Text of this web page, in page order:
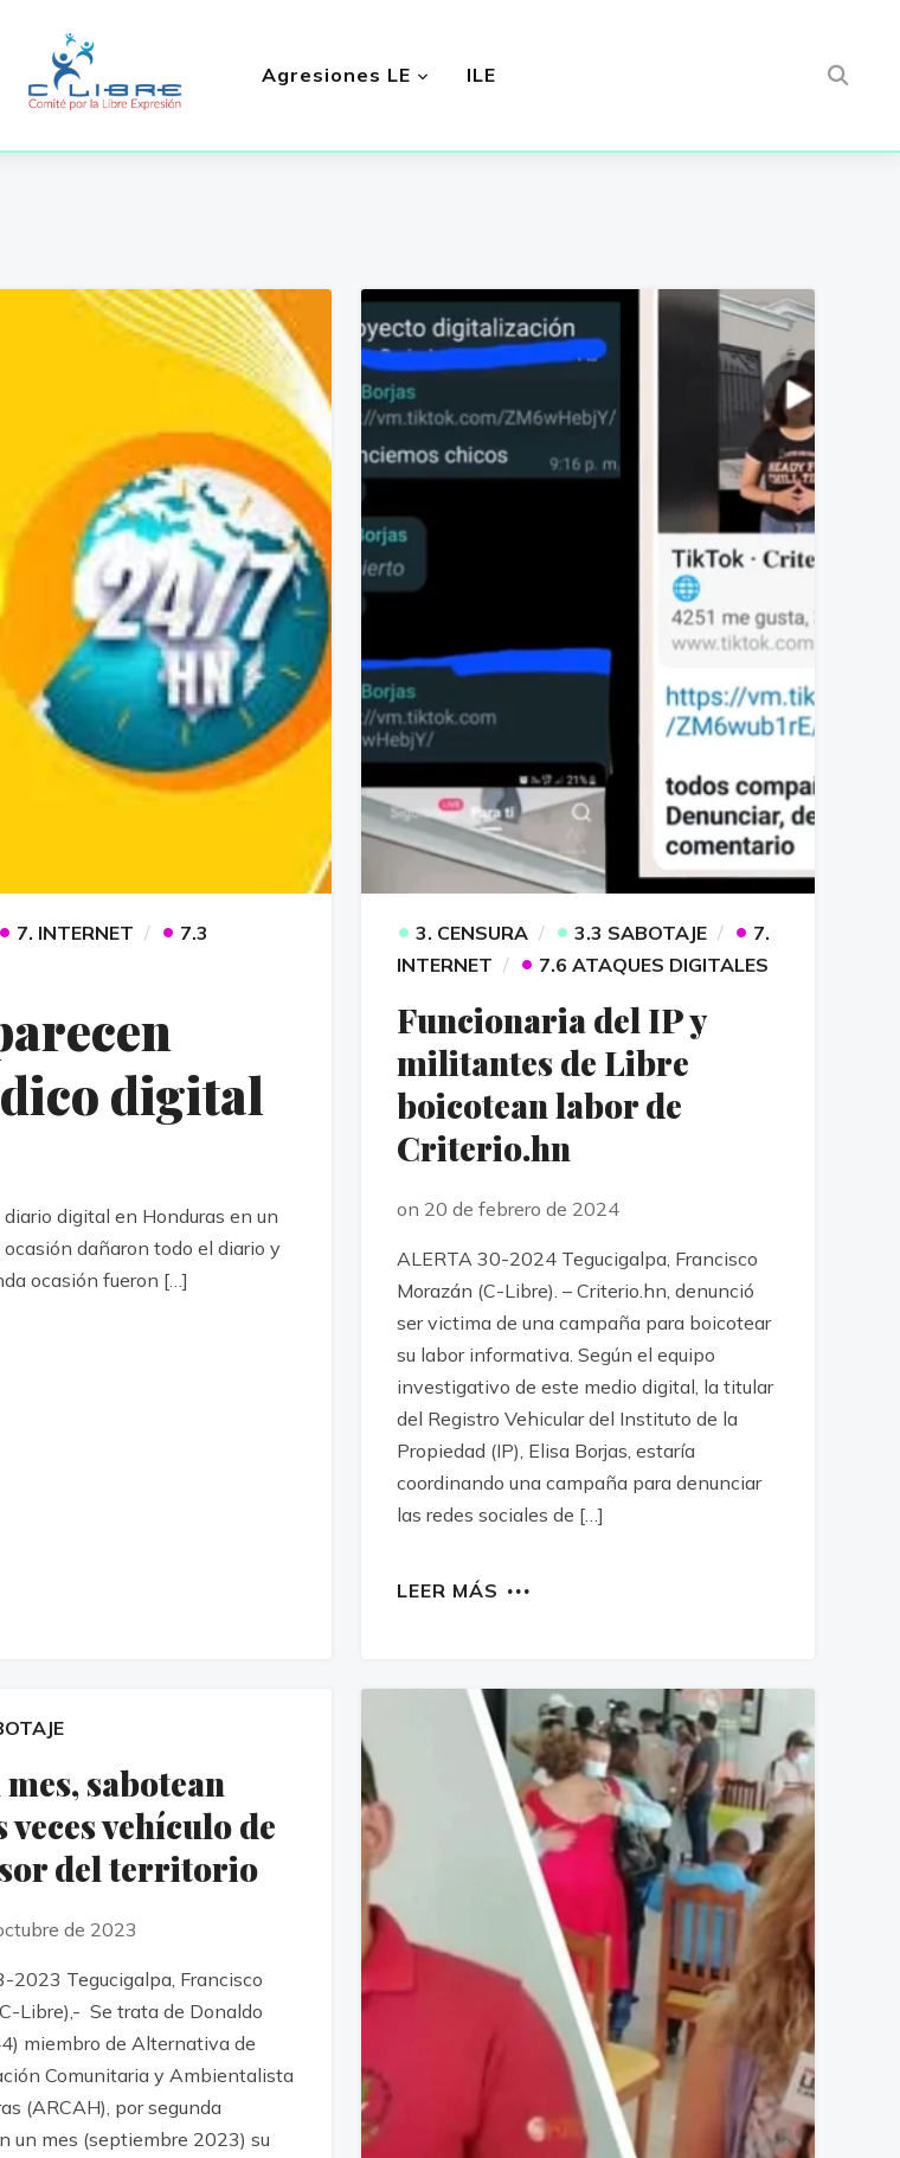
Agresiones LE ILE
• 7. INTERNET • 7.3
digital
digital en Honduras en un
dañaron todo el diario y
ocasión fueron […]
• 3. CENSURA • 3.3 SABOTAJE • 7.
INTERNET
• 7.6 ATAQUES DIGITALES
Funcionaria del IP y
militantes de Libre
boicotean labor de
Criterio.hn
on 20 de febrero de 2024
ALERTA 30-2024 Tegucigalpa, Francisco
Morazán (C-Libre). – Criterio.hn, denunció
ser victima de una campaña para boicotear
su labor informativa. Según el equipo
investigativo de este medio digital, la titular
del Registro Vehicular del Instituto de la
Propiedad (IP), Elisa Borjas, estaría
coordinando una campaña para denunciar
las redes sociales de […]
LEER MÁS
sabotean
veces vehículo de
del territorio
de 2023
2023 Tegucigalpa, Francisco
Libre),- Se trata de Donaldo
miembro de Alternativa de
Comunitaria y Ambientalista
(ARCAH), por segunda
un mes (septiembre 2023) su